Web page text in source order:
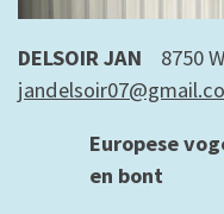
DELSOIR JAN 8750
Europese
en bont